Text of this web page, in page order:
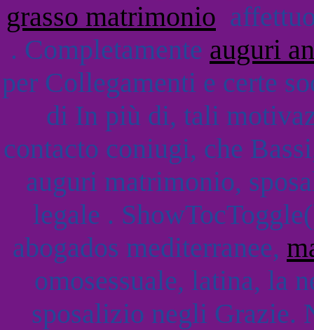
grasso matrimonio
. Completamente auguri
per Collegamenti e certe
di In più di, tali
contacto coniugi, che
auguri matrimonio,
legale .
abogados mediterranee,
omosessuale, latina, la
sposalizio negli Grazie.